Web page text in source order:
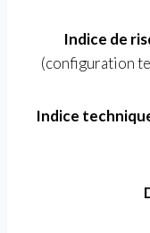
Indice de
(configuration
Indice